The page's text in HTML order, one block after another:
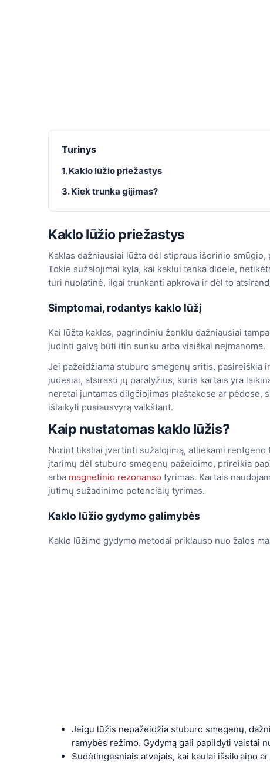
Turinys
1. Kaklo lūžio priežastys
3. Kiek trunka gijimas?
Kaklo lūžio priežastys
Kaklas dažniausiai lūžta dėl stipraus išorinio
Tokie sužalojimai kyla, kai kaklui tenka didelė,
turi nuolatinė, ilgai trunkanti apkrova ir dėl to
Simptomai, rodantys kaklo lūžį
Kai lūžta kaklas, pagrindiniu ženklu dažniausiai
judinti galvą būti itin sunku arba visiškai neįmanoma.
Jei pažeidžiama stuburo smegenų sritis, pasireiškia
judesiai, atsirasti jų paralyžius, kuris kartais yra
neretai juntamas dilgčiojimas plaštakose ar
išlaikyti pusiausvyrą vaikštant.
Kaip nustatomas kaklo lūžis?
Norint tiksliai įvertinti sužalojimą, atliekami
įtarimų dėl stuburo smegenų pažeidimo, prireikia
arba magnetinio rezonanso tyrimas. Kartais
jutimų sužadinimo potencialų tyrimas.
Kaklo lūžio gydymo galimybės
Kaklo lūžimo gydymo metodai priklauso nuo žalos
Jeigu lūžis nepažeidžia stuburo smegenų,
ramybės režimo. Gydymą gali papildyti vaistai
Sudėtingesniais atvejais, kai kaulai išsikraipo